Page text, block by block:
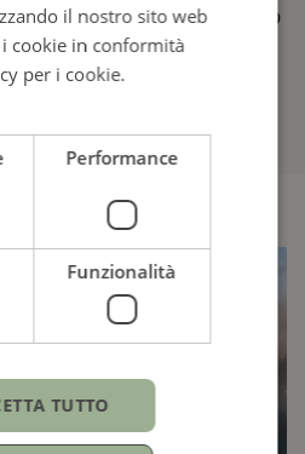
blu al buio, di durata fino
alle sostanze
il nostro sito web
cookie in conformità
per i cookie.
Performance
Funzionalità
TUTTO